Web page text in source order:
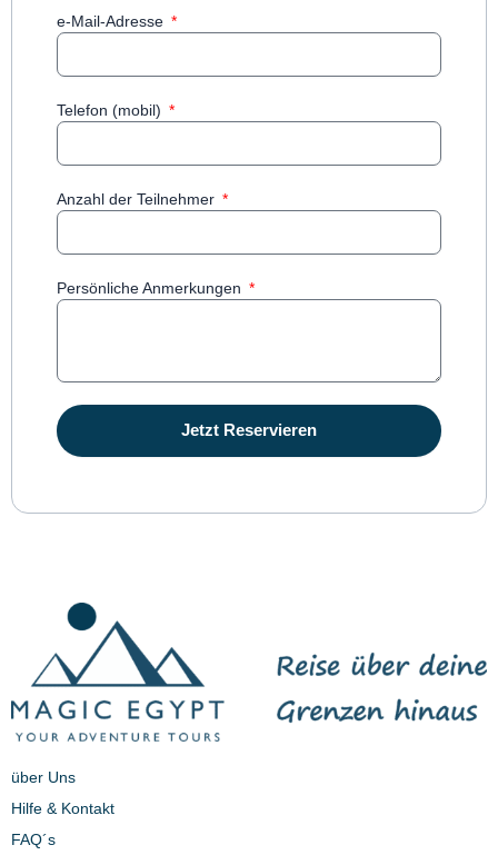
e-Mail-Adresse
Telefon (mobil)
Anzahl der Teilnehmer
Persönliche Anmerkungen
Jetzt Reservieren
über Uns
Hilfe & Kontakt
FAQ´s